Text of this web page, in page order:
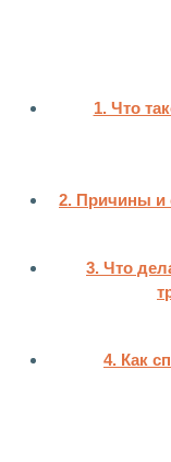
1. Что
2. Причины и
3. Что
4. Как